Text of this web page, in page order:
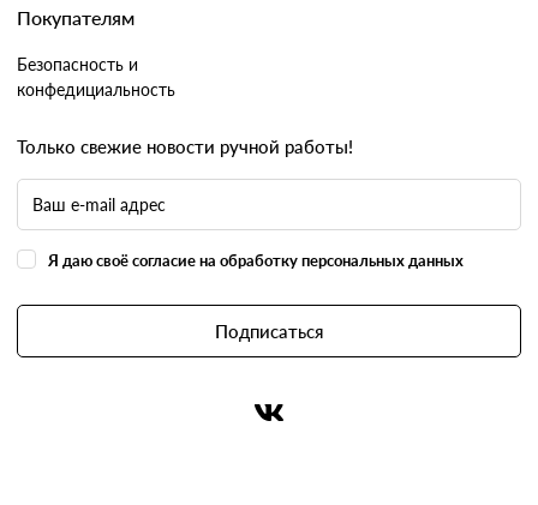
Покупателям
Безопасность и
конфедициальность
Только свежие новости ручной работы!
Я даю своё согласие на обработку персональных данных
Подписаться